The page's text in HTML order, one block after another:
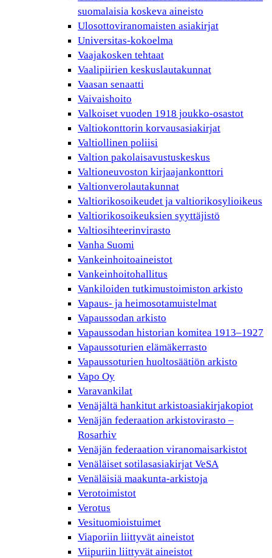
suomalaisia koskeva aineisto
Ulosottoviranomaisten asiakirjat
Universitas-kokoelma
Vaajakosken tehtaat
Vaalipiirien keskuslautakunnat
Vaasan senaatti
Vaivaishoito
Valkoiset vuoden 1918 joukko-osastot
Valtiokonttorin korvausasiakirjat
Valtiollinen poliisi
Valtion pakolaisavustuskeskus
Valtioneuvoston kirjaajankonttori
Valtionverolautakunnat
Valtiorikosoikeudet ja valtiorikosylioikeus
Valtiorikosoikeuksien syyttäjistö
Valtiosihteerinvirasto
Vanha Suomi
Vankeinhoitoaineistot
Vankeinhoitohallitus
Vankiloiden tutkimustoimiston arkisto
Vapaus- ja heimosotamuistelmat
Vapaussodan arkisto
Vapaussodan historian komitea 1913–1927
Vapaussoturien elämäkerrasto
Vapaussoturien huoltosäätiön arkisto
Vapo Oy
Varavankilat
Venäjältä hankitut arkistoasiakirjakopiot
Venäjän federaation arkistovirasto –
Rosarhiv
Venäjän federaation viranomaisarkistot
Venäläiset sotilasasiakirjat VeSA
Venäläisiä maakunta-arkistoja
Verotoimistot
Verotus
Vesituomioistuimet
Viaporiin liittyvät aineistot
Viipuriin liittyvät aineistot